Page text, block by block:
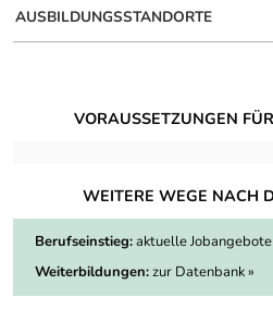
AUSBILDUNGSSTANDORTE
VORAUSSETZUNGEN
WEITERE WEGE NACH
Berufseinstieg:aktuelle Jobangebote
Weiterbildungen:zur Datenbank »